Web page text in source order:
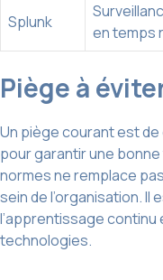
Splunk
en temps
Piège à
Un piège courant est
pour garantir une
normes ne remplace
sein de l’organisation. Il
l’apprentissage continu
technologies.